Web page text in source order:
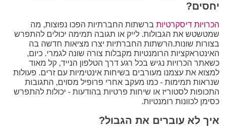
יחסים?
הכרויות דיסקרטיות ברשתות החברתיות הפכו נפוצות, מה
שמטשטש את הגבולות. לייק או תגובה תמימה יכולים להתפרש
בצורות שונות.הרשתות החברתיות יצרו מציאות חדשה בה
האינטראקציות הרומנטיות מקבלות צורה שונה לגמרי. כיום,
כשאתר הכרויות נגיש בכל רגע דרך הטלפון הנייד, קל מאוד
למצוא את עצמנו מעורבים בשיחות אינטימיות עם זרים. פעולות
שנראות תמימות - כמו מעקב אחרי פרופיל מסוים, התגובות
התכופות לסטוריז או שיחות פרטיות בהודעות - יכולות להתפרש
כסימן לכוונות רומנטיות.
איך לא עוברים את הגבול?